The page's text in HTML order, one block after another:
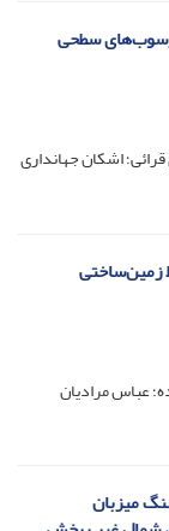
رسوب‌های سطحی
اشکان جهانداری
زمین‌ساختی
عباس مرادیان
میزبان